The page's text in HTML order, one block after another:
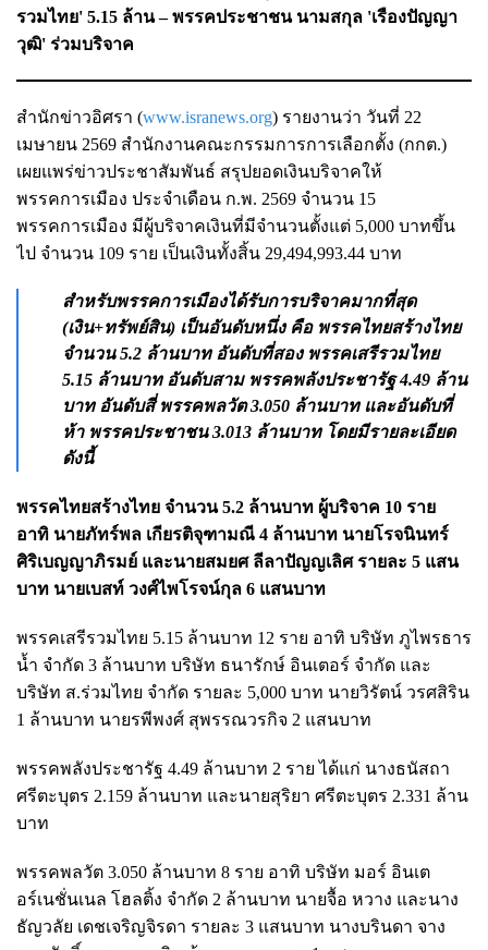
รวมไทย' 5.15 ล้าน – พรรคประชาชน นามสกุล 'เรืองปัญญา
วุฒิ' ร่วมบริจาค
สำนักข่าวอิศรา (www.isranews.org) รายงานว่า วันที่ 22
เมษายน 2569 สำนักงานคณะกรรมการการเลือกตั้ง (กกต.)
เผยแพร่ข่าวประชาสัมพันธ์ สรุปยอดเงินบริจาคให้
พรรคการเมือง ประจำเดือน ก.พ. 2569 จำนวน 15
พรรคการเมือง มีผู้บริจาคเงินที่มีจำนวนตั้งแต่ 5,000 บาทขึ้น
ไป จำนวน 109 ราย เป็นเงินทั้งสิ้น 29,494,993.44 บาท
สำหรับพรรคการเมืองได้รับการบริจาคมากที่สุด
(เงิน+ทรัพย์สิน) เป็นอันดับหนึ่ง คือ พรรคไทยสร้างไทย
จำนวน 5.2 ล้านบาท อันดับที่สอง พรรคเสรีรวมไทย
5.15 ล้านบาท อันดับสาม พรรคพลังประชารัฐ 4.49 ล้าน
บาท อันดับสี่ พรรคพลวัต 3.050 ล้านบาท และอันดับที่
ห้า พรรคประชาชน 3.013 ล้านบาท โดยมีรายละเอียด
ดังนี้
พรรคไทยสร้างไทย จำนวน 5.2 ล้านบาท ผู้บริจาค 10 ราย
อาทิ นายภัทร์พล เกียรติจุฑามณี 4 ล้านบาท นายโรจนินทร์
ศิริเบญญาภิรมย์ และนายสมยศ ลีลาปัญญเลิศ รายละ 5 แสน
บาท นายเบสท์ วงศ์ไพโรจน์กุล 6 แสนบาท
พรรคเสรีรวมไทย 5.15 ล้านบาท 12 ราย อาทิ บริษัท ภูไพรธาร
น้ำ จำกัด 3 ล้านบาท บริษัท ธนารักษ์ อินเตอร์ จำกัด และ
บริษัท ส.ร่วมไทย จำกัด รายละ 5,000 บาท นายวิรัตน์ วรศสิริน
1 ล้านบาท นายรพีพงศ์ สุพรรณวรกิจ 2 แสนบาท
พรรคพลังประชารัฐ 4.49 ล้านบาท 2 ราย ได้แก่ นางธนัสถา
ศรีตะบุตร 2.159 ล้านบาท และนายสุริยา ศรีตะบุตร 2.331 ล้าน
บาท
พรรคพลวัต 3.050 ล้านบาท 8 ราย อาทิ บริษัท มอร์ อินเต
อร์เนชั่นเนล โฮลติ้ง จำกัด 2 ล้านบาท นายจื้อ หวาง และนาง
ธัญวลัย เดชเจริญจิรดา รายละ 3 แสนบาท นางบรินดา จาง